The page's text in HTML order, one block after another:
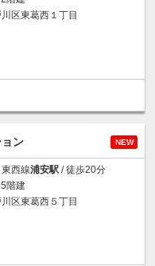
区東葛西１丁目
ン NEW
西線浦安駅 / 徒歩20分
階建
区東葛西５丁目